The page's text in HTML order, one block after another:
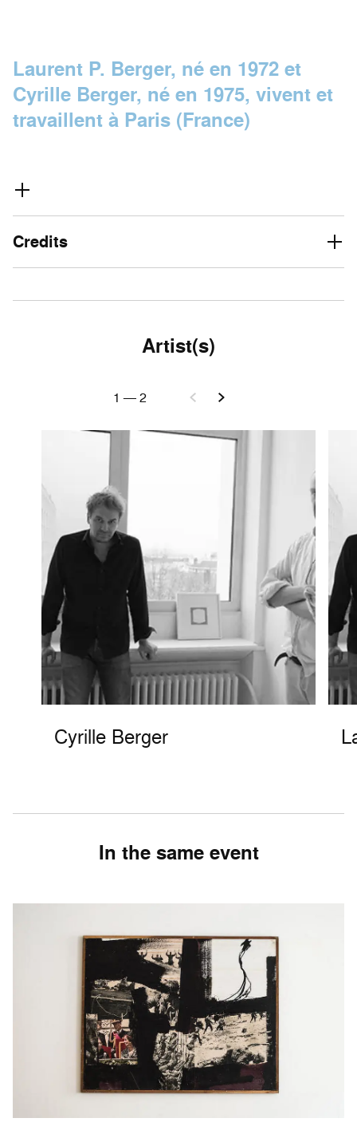
Laurent P. Berger, né en 1972 et
Cyrille Berger, né en 1975, vivent et
travaillent à Paris (France)
Credits
Artist(s)
1 —2
Cyrille Berger
In the same event